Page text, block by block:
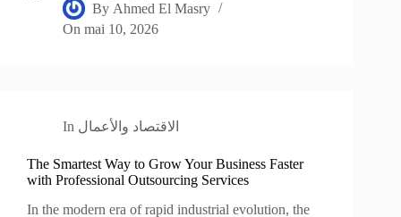
By Ahmed El Masry
On mai 10, 2026
In الاقتصاد والأعمال
The Smartest Way to Grow Your Business Faster
with Professional Outsourcing Services
In the modern era of rapid industrial evolution, the